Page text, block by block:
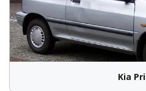
Kia